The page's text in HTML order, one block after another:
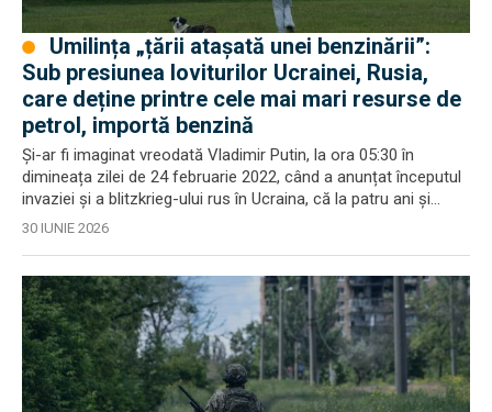
Sub presiunea loviturilor Ucrainei, Rusia,
care deține printre cele mai mari resurse de
petrol, importă benzină
Și-ar fi imaginat vreodată Vladimir Putin, la ora 05:30 în
dimineața zilei de 24 februarie 2022, când a anunțat începutul
invaziei și a blitzkrieg-ului rus în Ucraina, că la patru ani și...
30 IUNIE 2026